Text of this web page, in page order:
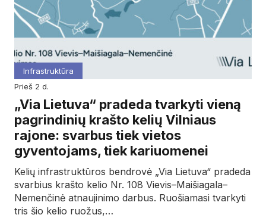
Infrastruktūra
prieš 2 d.
„Via Lietuva“ pradeda tvarkyti vieną
pagrindinių krašto kelių Vilniaus
rajone: svarbus tiek vietos
gyventojams, tiek kariuomenei
Kelių infrastruktūros bendrovė „Via Lietuva“ pradeda
svarbius krašto kelio Nr. 108 Vievis–Maišiagala–
Nemenčinė atnaujinimo darbus. Ruošiamasi tvarkyti
tris šio kelio ruožus,…